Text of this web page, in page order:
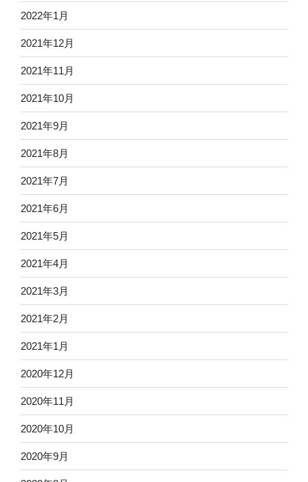
2022年1月
2021年12月
2021年11月
2021年10月
2021年9月
2021年8月
2021年7月
2021年6月
2021年5月
2021年4月
2021年3月
2021年2月
2021年1月
2020年12月
2020年11月
2020年10月
2020年9月